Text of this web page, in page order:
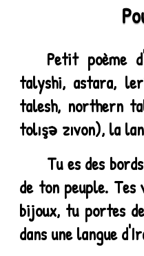
Petit poème
talyshi, astara,
talesh, northern
tolışə zıvon), la
Tu es des
de ton peuple.
bijoux, tu portes
dans une langue